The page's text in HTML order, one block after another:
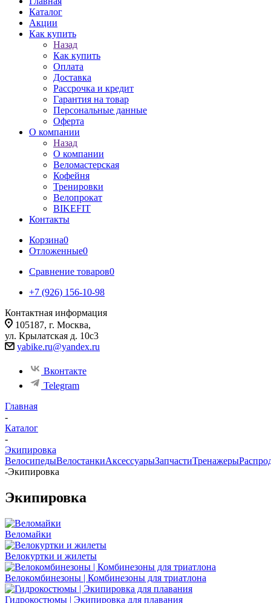
Каталог
Акции
Как купить
Назад
Как купить
Оплата
Доставка
Рассрочка и кредит
Гарантия на товар
Персональные данные
Оферта
О компании
Назад
О компании
Веломастерская
Кофейня
Тренировки
Велопрокат
BIKEFIT
Контакты
Корзина0
Отложенные0
Сравнение товаров0
+7 (926) 156-10-98
Контактная информация
105187, г. Москва,
ул. Крылатская д. 10с3
yabike.ru@yandex.ru
Вконтакте
Telegram
Главная
-
Каталог
-
Экипировка
ВелосипедыВелостанкиАксессуарыЗапчастиТренажеры
-Экипировка
Экипировка
Веломайки
Велокуртки и жилеты
Велокомбинезоны | Комбинезоны для триатлона
Гидрокостюмы | Экипировка для плавания